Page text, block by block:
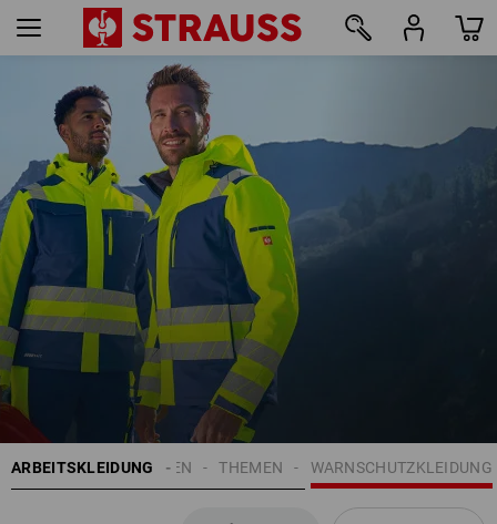
ARBEITSKLEIDUNG WARNSCHUTZKLEIDUNG
THEMEN
HERREN